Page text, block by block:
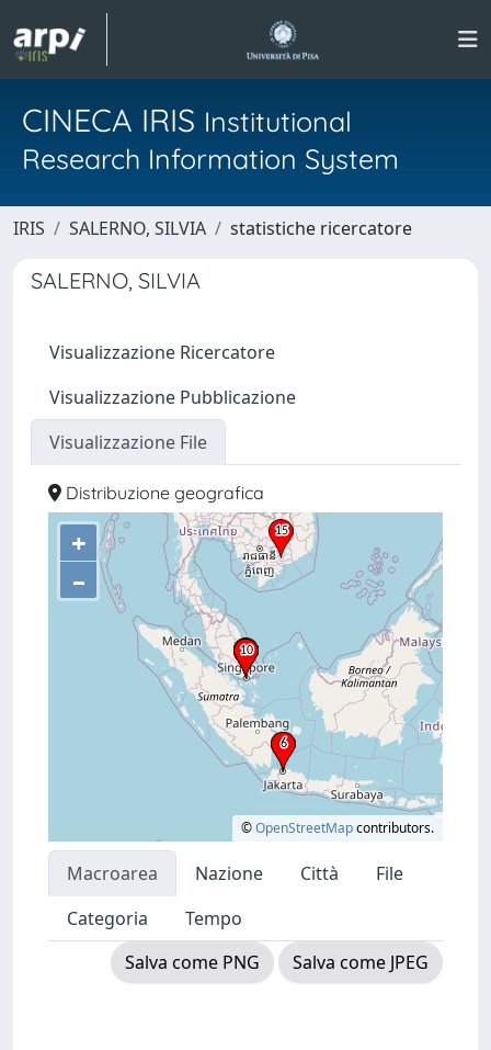
CINECA IRIS Institutional
Research Information System
IRIS SALERNO, SILVIA statistiche ricercatore
SALERNO, SILVIA
Visualizzazione Ricercatore
Visualizzazione Pubblicazione
Visualizzazione File
Distribuzione geografica
+
–
©OpenStreetMapcontributors.
Macroarea Nazione Città
File
Categoria
Tempo
Salva come PNG
Salva come JPEG